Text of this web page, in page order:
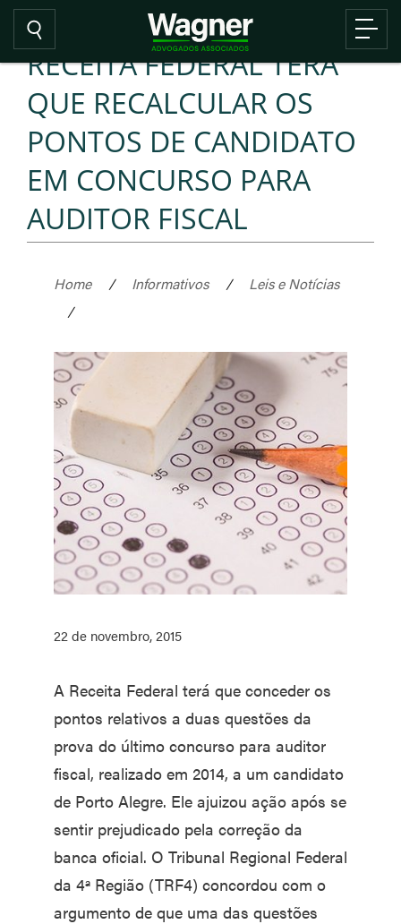
RECEITA FEDERAL TERÁ
QUE RECALCULAR OS
PONTOS DE CANDIDATO
EM CONCURSO PARA
AUDITOR FISCAL
Home / Informativos /
Leis e Notícias
/
22 de novembro, 2015
A Receita Federal terá que conceder os
pontos relativos a duas questões da
prova do último concurso para auditor
fiscal, realizado em 2014, a um candidato
de Porto Alegre. Ele ajuizou ação após se
sentir prejudicado pela correção da
banca oficial. O Tribunal Regional Federal
da 4ª Região (TRF4) concordou com o
argumento de que uma das questões